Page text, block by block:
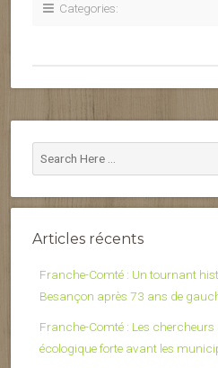
Categories:
Articles récents
Franche-Comté : Un tournant
Besançon après 73 ans de
Franche-Comté : Les
écologique forte avant les